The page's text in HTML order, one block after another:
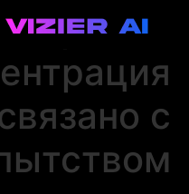
образом
с